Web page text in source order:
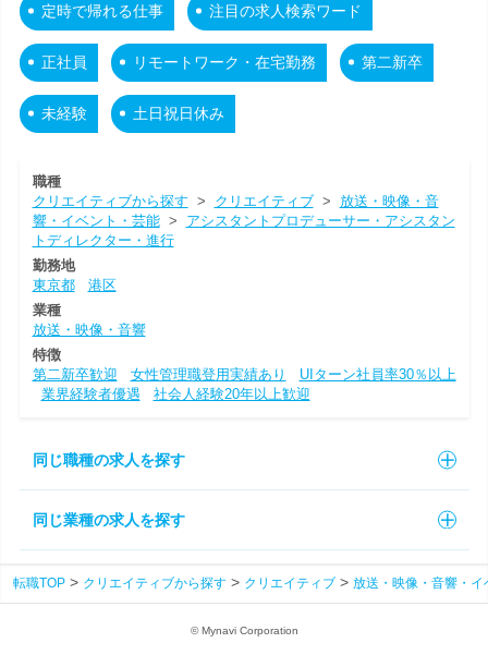
定時で帰れる仕事 注目の求人検索ワード
正社員 リモートワーク・在宅勤務 第二新卒
未経験 土日祝日休み
職種
クリエイティブから探す > クリエイティブ> 放送・映像・音
響・イベント・芸能> アシスタントプロデューサー・アシスタン
トディレクター・進行
勤務地
東京都
港区
業種
放送・映像・音響
特徴
第二新卒歓迎
女性管理職登用実績あり
UIターン社員率30％以上
業界経験者優遇
社会人経験20年以上歓迎
同じ職種の求人を探す
同じ業種の求人を探す
転職TOP クリエイティブから探す クリエイティブ 放送・映像・音響・イ
© Mynavi Corporation